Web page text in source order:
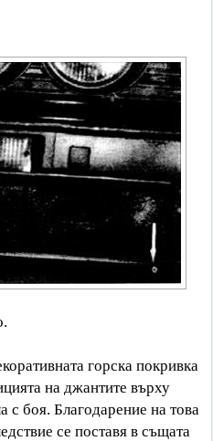
горска покривка
на джантите върху
с боя. Благодарение на това
се поставя в същата